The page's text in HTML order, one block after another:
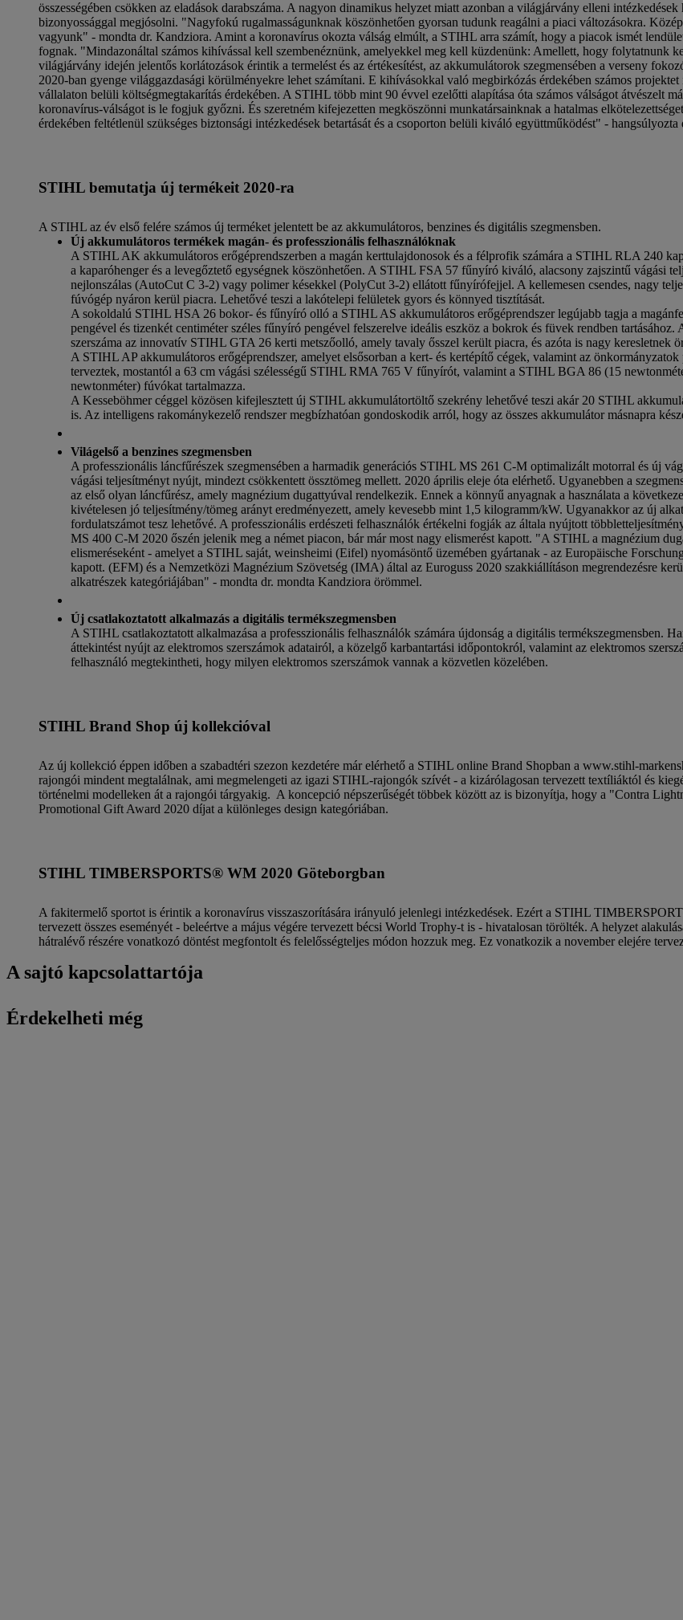
összességében csökken az eladások darabszáma. A nagyon dinamikus helyzet miatt azonban a világjárvány elleni intézkedések
bizonyossággal megjósolni. "Nagyfokú rugalmasságunknak köszönhetően gyorsan tudunk reagálni a piaci változásokra.
vagyunk" - mondta dr. Kandziora. Amint a koronavírus okozta válság elmúlt, a STIHL arra számít, hogy a piacok ismét
fognak. "Mindazonáltal számos kihívással kell szembenéznünk, amelyekkel meg kell küzdenünk: Amellett, hogy folytatnunk
világjárvány idején jelentős korlátozások érintik a termelést és az értékesítést, az akkumulátorok szegmensében a verseny
2020-ban gyenge világgazdasági körülményekre lehet számítani. E kihívásokkal való megbirkózás érdekében számos
vállalaton belüli költségmegtakarítás érdekében. A STIHL több mint 90 évvel ezelőtti alapítása óta számos válságot átvészelt
koronavírus-válságot is le fogjuk győzni. És szeretném kifejezetten megköszönni munkatársainknak a hatalmas
érdekében feltétlenül szükséges biztonsági intézkedések betartását és a csoporton belüli kiváló együttműködést" -
STIHL bemutatja új termékeit 2020-ra
A STIHL az év első felére számos új terméket jelentett be az akkumulátoros, benzines és digitális szegmensben.
Új akkumulátoros termékek magán- és professzionális felhasználóknak
A STIHL AK akkumulátoros erőgéprendszerben a magán kerttulajdonosok és a félprofik számára a STIHL RLA 240
a kaparóhenger és a levegőztető egységnek köszönhetően. A STIHL FSA 57 fűnyíró kiváló, alacsony zajszintű vágási
nejlonszálas (AutoCut C 3-2) vagy polimer késekkel (PolyCut 3-2) ellátott fűnyírófejjel. A kellemesen csendes, nagy
fúvógép nyáron kerül piacra. Lehetővé teszi a lakótelepi felületek gyors és könnyed tisztítását.
A sokoldalú STIHL HSA 26 bokor- és fűnyíró olló a STIHL AS akkumulátoros erőgéprendszer legújabb tagja a
pengével és tizenkét centiméter széles fűnyíró pengével felszerelve ideális eszköz a bokrok és füvek rendben
szerszáma az innovatív STIHL GTA 26 kerti metszőolló, amely tavaly ősszel került piacra, és azóta is nagy keresletnek
A STIHL AP akkumulátoros erőgéprendszer, amelyet elsősorban a kert- és kertépítő cégek, valamint az önkormányzatok
terveztek, mostantól a 63 cm vágási szélességű STIHL RMA 765 V fűnyírót, valamint a STIHL BGA 86 (15
newtonméter) fúvókat tartalmazza.
A Kesseböhmer céggel közösen kifejlesztett új STIHL akkumulátortöltő szekrény lehetővé teszi akár 20 STIHL
is. Az intelligens rakománykezelő rendszer megbízhatóan gondoskodik arról, hogy az összes akkumulátor másnapra
Világelső a benzines szegmensben
A professzionális láncfűrészek szegmensében a harmadik generációs STIHL MS 261 C-M optimalizált motorral és új
vágási teljesítményt nyújt, mindezt csökkentett össztömeg mellett. 2020 április eleje óta elérhető. Ugyanebben a
az első olyan láncfűrész, amely magnézium dugattyúval rendelkezik. Ennek a könnyű anyagnak a használata a
kivételesen jó teljesítmény/tömeg arányt eredményezett, amely kevesebb mint 1,5 kilogramm/kW. Ugyanakkor az új
fordulatszámot tesz lehetővé. A professzionális erdészeti felhasználók értékelni fogják az általa nyújtott
MS 400 C-M 2020 őszén jelenik meg a német piacon, bár már most nagy elismerést kapott. "A STIHL a magnézium
elismeréseként - amelyet a STIHL saját, weinsheimi (Eifel) nyomásöntő üzemében gyártanak - az Europäische
kapott. (EFM) és a Nemzetközi Magnézium Szövetség (IMA) által az Euroguss 2020 szakkiállításon megrendezésre
alkatrészek kategóriájában" - mondta dr. mondta Kandziora örömmel.
Új csatlakoztatott alkalmazás a digitális termékszegmensben
A STIHL csatlakoztatott alkalmazása a professzionális felhasználók számára újdonság a digitális termékszegmensben.
áttekintést nyújt az elektromos szerszámok adatairól, a közelgő karbantartási időpontokról, valamint az elektromos
felhasználó megtekintheti, hogy milyen elektromos szerszámok vannak a közvetlen közelében.
STIHL Brand Shop új kollekcióval
Az új kollekció éppen időben a szabadtéri szezon kezdetére már elérhető a STIHL online Brand Shopban a www.stihl-
rajongói mindent megtalálnak, ami megmelengeti az igazi STIHL-rajongók szívét - a kizárólagosan tervezett textíliáktól és
történelmi modelleken át a rajongói tárgyakig. A koncepció népszerűségét többek között az is bizonyítja, hogy a "Contra
Promotional Gift Award 2020 díjat a különleges design kategóriában.
STIHL TIMBERSPORTS® WM 2020 Göteborgban
A fakitermelő sportot is érintik a koronavírus visszaszorítására irányuló jelenlegi intézkedések. Ezért a STIHL
tervezett összes eseményét - beleértve a május végére tervezett bécsi World Trophy-t is - hivatalosan törölték. A helyzet
hátralévő részére vonatkozó döntést megfontolt és felelősségteljes módon hozzuk meg. Ez vonatkozik a november elejére
A sajtó kapcsolattartója
Érdekelheti még